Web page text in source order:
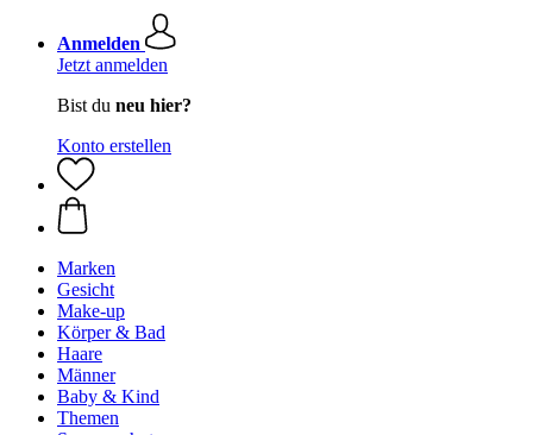
Anmelden
Jetzt anmelden
Bist du neu hier?
Konto erstellen
Marken
Gesicht
Make-up
Körper & Bad
Haare
Männer
Baby & Kind
Themen